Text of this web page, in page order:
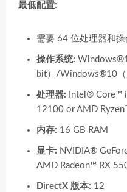
最低配置:
需要 64 位处理器和
操作系统:
bit）/Windows®10（
处理器: Intel® Core™
12100 or AMD
内存: 16 GB RAM
显卡: NVIDIA®
AMD Radeon™ RX
DirectX 版本: 12